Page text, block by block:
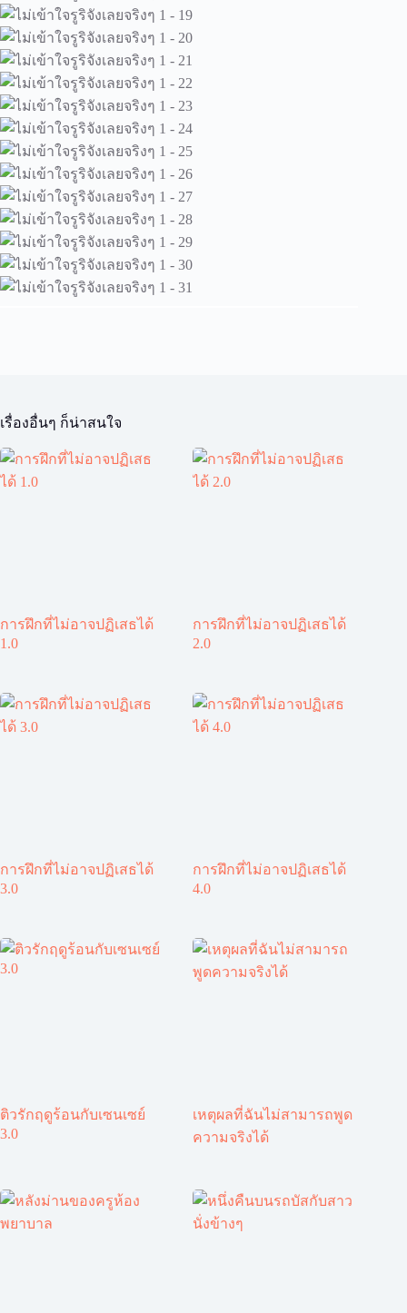
เรื่องอื่นๆ ก็น่าสนใจ
การฝึกที่ไม่อาจปฏิเสธได้
1.0
การฝึกที่ไม่อาจปฏิเสธได้
2.0
การฝึกที่ไม่อาจปฏิเสธได้
3.0
การฝึกที่ไม่อาจปฏิเสธได้
4.0
ติวรักฤดูร้อนกับเซนเซย์
3.0
เหตุผลที่ฉันไม่สามารถพูด
ความจริงได้